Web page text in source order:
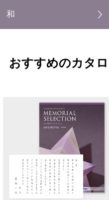
和
おすすめのカタ